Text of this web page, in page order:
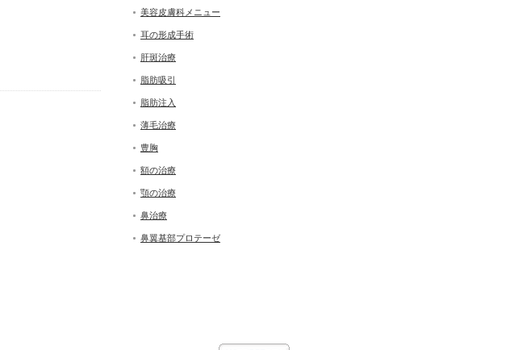
美容皮膚科メニュー
耳の形成手術
肝斑治療
脂肪吸引
脂肪注入
薄毛治療
豊胸
額の治療
顎の治療
鼻治療
鼻翼基部プロテーゼ